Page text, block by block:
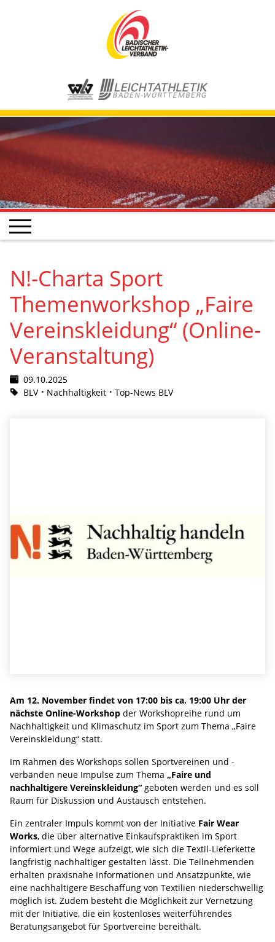
N!-Charta Sport
Themenworkshop „Faire
Vereinskleidung“ (Online-
Veranstaltung)
09.10.2025
BLV
Nachhaltigkeit Top-News BLV
Am 12. November findet von 17:00 bis ca. 19:00 Uhr der
nächste Online-Workshop der Workshopreihe rund um
Nachhaltigkeit und Klimaschutz im Sport zum Thema „Faire
Vereinskleidung“ statt.
Im Rahmen des Workshops sollen Sportvereinen und -
verbänden neue Impulse zum Thema „Faire und
nachhaltigere Vereinskleidung“ geboten werden und es soll
Raum für Diskussion und Austausch entstehen.
Ein zentraler Impuls kommt von der Initiative Fair Wear
Works, die über alternative Einkaufspraktiken im Sport
informiert und Wege aufzeigt, wie sich die Textil-Lieferkette
langfristig nachhaltiger gestalten lässt. Die Teilnehmenden
erhalten praxisnahe Informationen und Ansatzpunkte, wie
eine nachhaltigere Beschaffung von Textilien niederschwellig
möglich ist. Zudem besteht die Möglichkeit zur Vernetzung
mit der Initiative, die ein kostenloses weiterführendes
Beratungsangebot für Sportvereine bereithält.